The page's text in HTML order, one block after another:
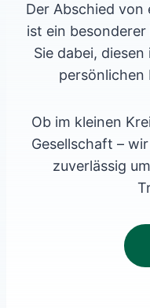
Der Abschied von
ist ein
Sie dabei,
persönlichen
Ob im kleinen
Gesellschaft –
zuverlässig